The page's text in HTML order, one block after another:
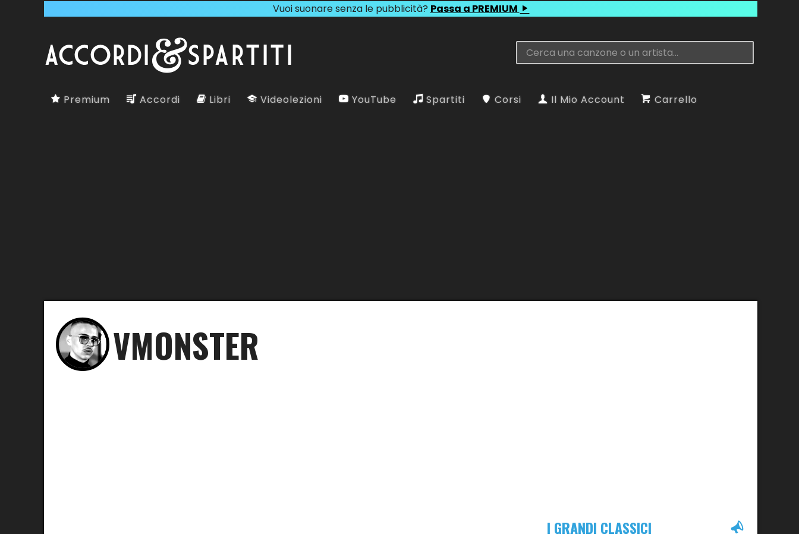
Vuoi suonare senza le pubblicità? Passa a PREMIUM
Premium Accordi Libri Videolezioni YouTube Spartiti Corsi Il Mio Account Carrello
VMONSTER
I GRANDI CLASSICI